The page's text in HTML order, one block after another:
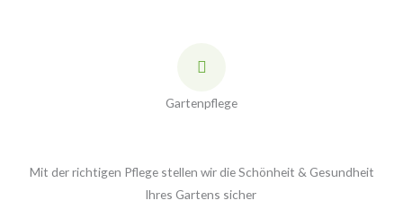
Gartenpflege
Mit der richtigen Pflege stellen wir die Schönheit & Gesundheit
Ihres Gartens sicher